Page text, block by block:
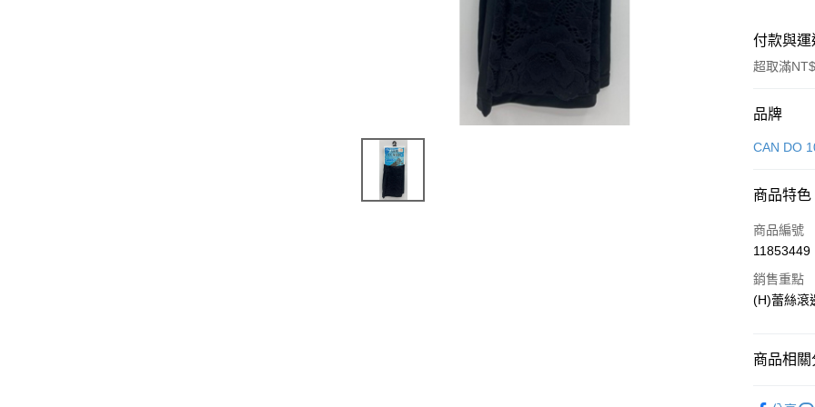
付款與
超取滿
付款方式
信用卡一
街口支付
悠遊付
相關說明
品牌
CAN DO
商品特色
商品編號
11853449
銷售重點
(H)蕾絲滾
商品相關